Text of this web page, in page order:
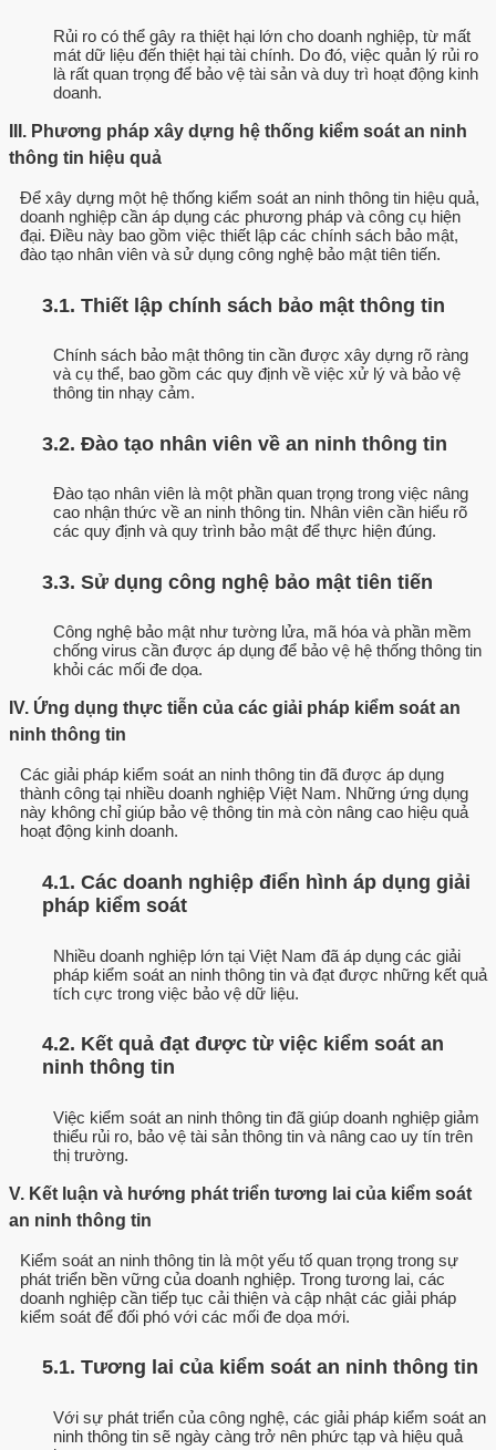
Rủi ro có thể gây ra thiệt hại lớn cho doanh nghiệp, từ mất
mát dữ liệu đến thiệt hại tài chính. Do đó, việc quản lý rủi ro
là rất quan trọng để bảo vệ tài sản và duy trì hoạt động kinh
doanh.
III. Phương pháp xây dựng hệ thống kiểm soát an ninh
thông tin hiệu quả
Để xây dựng một hệ thống kiểm soát an ninh thông tin hiệu quả,
doanh nghiệp cần áp dụng các phương pháp và công cụ hiện
đại. Điều này bao gồm việc thiết lập các chính sách bảo mật,
đào tạo nhân viên và sử dụng công nghệ bảo mật tiên tiến.
3.1. Thiết lập chính sách bảo mật thông tin
Chính sách bảo mật thông tin cần được xây dựng rõ ràng
và cụ thể, bao gồm các quy định về việc xử lý và bảo vệ
thông tin nhạy cảm.
3.2. Đào tạo nhân viên về an ninh thông tin
Đào tạo nhân viên là một phần quan trọng trong việc nâng
cao nhận thức về an ninh thông tin. Nhân viên cần hiểu rõ
các quy định và quy trình bảo mật để thực hiện đúng.
3.3. Sử dụng công nghệ bảo mật tiên tiến
Công nghệ bảo mật như tường lửa, mã hóa và phần mềm
chống virus cần được áp dụng để bảo vệ hệ thống thông tin
khỏi các mối đe dọa.
IV. Ứng dụng thực tiễn của các giải pháp kiểm soát an
ninh thông tin
Các giải pháp kiểm soát an ninh thông tin đã được áp dụng
thành công tại nhiều doanh nghiệp Việt Nam. Những ứng dụng
này không chỉ giúp bảo vệ thông tin mà còn nâng cao hiệu quả
hoạt động kinh doanh.
4.1. Các doanh nghiệp điển hình áp dụng giải
pháp kiểm soát
Nhiều doanh nghiệp lớn tại Việt Nam đã áp dụng các giải
pháp kiểm soát an ninh thông tin và đạt được những kết quả
tích cực trong việc bảo vệ dữ liệu.
4.2. Kết quả đạt được từ việc kiểm soát an
ninh thông tin
Việc kiểm soát an ninh thông tin đã giúp doanh nghiệp giảm
thiểu rủi ro, bảo vệ tài sản thông tin và nâng cao uy tín trên
thị trường.
V. Kết luận và hướng phát triển tương lai của kiểm soát
an ninh thông tin
Kiểm soát an ninh thông tin là một yếu tố quan trọng trong sự
phát triển bền vững của doanh nghiệp. Trong tương lai, các
doanh nghiệp cần tiếp tục cải thiện và cập nhật các giải pháp
kiểm soát để đối phó với các mối đe dọa mới.
5.1. Tương lai của kiểm soát an ninh thông tin
Với sự phát triển của công nghệ, các giải pháp kiểm soát an
ninh thông tin sẽ ngày càng trở nên phức tạp và hiệu quả